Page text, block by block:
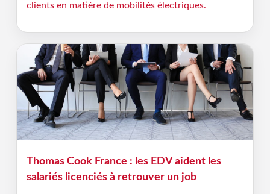
clients en matière de mobilités électriques.
Thomas Cook France : les EDV aident les
salariés licenciés à retrouver un job